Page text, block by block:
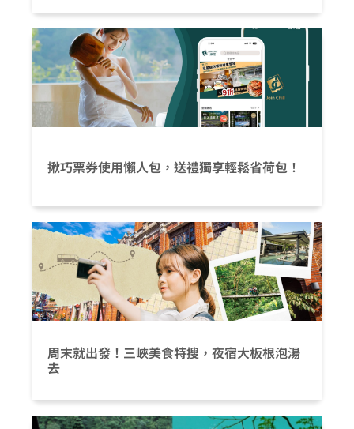
揪巧票券使用懶人包，送禮獨享輕鬆省荷包！
周末就出發！三峽美食特搜，夜宿大板根泡湯
去